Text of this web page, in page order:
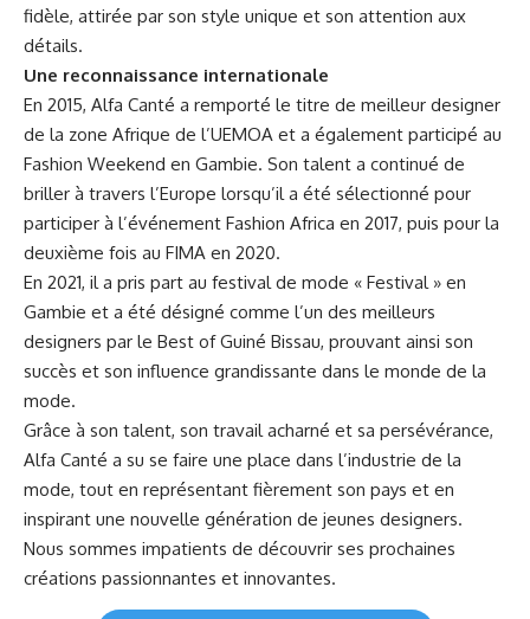
fidèle, attirée par‌ son style unique et son attention aux
⁢détails.
Une reconnaissance internationale
En 2015,‌ Alfa Canté a remporté le ​titre de​ meilleur designer
de la zone Afrique de l’UEMOA et a également participé au
Fashion‍ Weekend en Gambie. ⁣Son talent a continué de
briller à travers l’Europe lorsqu’il a ⁤été sélectionné pour
participer à l’événement Fashion Africa en 2017, puis pour la
deuxième fois au⁣ FIMA en‌ 2020.
En 2021, il a ⁢pris part au festival de mode « Festival » en
Gambie et ⁣a été désigné comme l’un des meilleurs
designers par le Best‌ of Guiné Bissau, prouvant ainsi son
succès et son influence grandissante dans⁣ le monde de⁣ la
mode.
Grâce à son‍ talent, son travail acharné ⁣et ⁢sa persévérance,
Alfa Canté a⁤ su se faire une place dans l’industrie de ⁤la
mode, tout⁢ en représentant ‌fièrement son⁤ pays et en
inspirant‍ une nouvelle‌ génération de jeunes designers.
Nous sommes impatients ⁢de ⁢découvrir ses prochaines
créations passionnantes et⁢ innovantes.